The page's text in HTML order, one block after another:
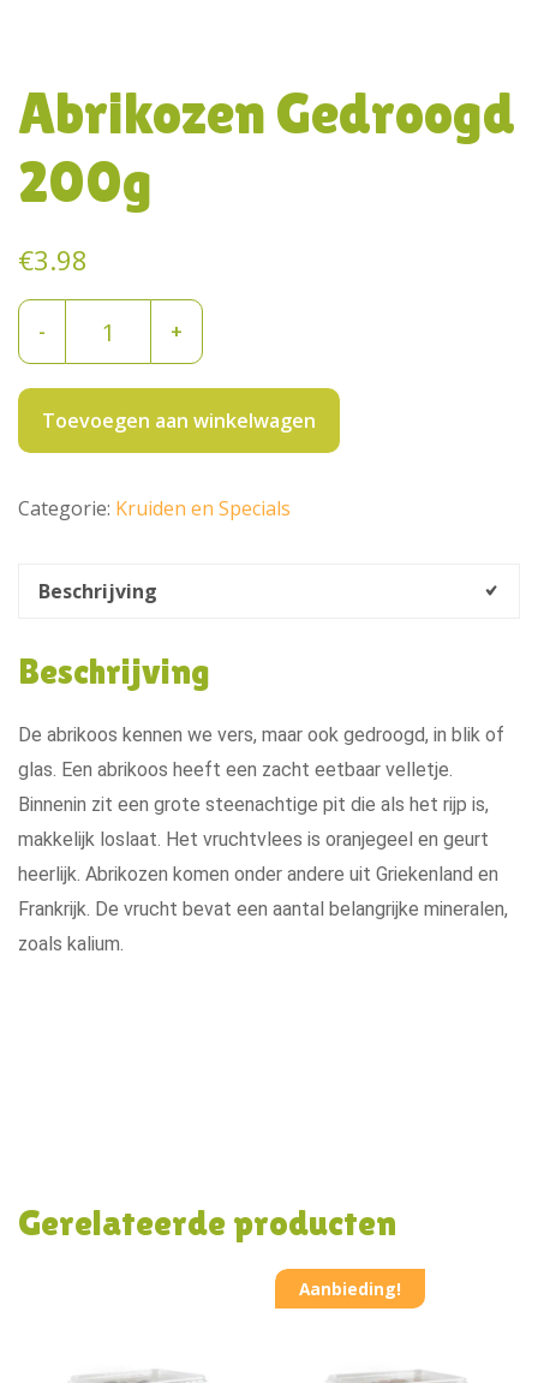
Abrikozen Gedroogd
200g
€3.98
-
Gedroogd
200g
aantal
+
Toevoegen aan winkelwagen
Categorie: Kruiden en Specials
Beschrijving
Beschrijving
De abrikoos kennen we vers, maar ook gedroogd, in blik of
glas. Een abrikoos heeft een zacht eetbaar velletje.
Binnenin zit een grote steenachtige pit die als het rijp is,
makkelijk loslaat. Het vruchtvlees is oranjegeel en geurt
heerlijk. Abrikozen komen onder andere uit Griekenland en
Frankrijk. De vrucht bevat een aantal belangrijke mineralen,
zoals kalium.
Gerelateerde producten
Aanbieding!